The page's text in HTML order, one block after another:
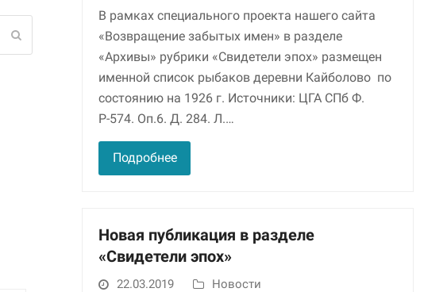
В рамках специального проекта нашего сайта
«Возвращение забытых имен» в разделе
«Архивы» рубрики «Свидетели эпох» размещен
именной список рыбаков деревни Кайболово по
состоянию на 1926 г. Источники: ЦГА СПб Ф.
Р-574. Оп.6. Д. 284. Л.…
Подробнее
Новая публикация в разделе
«Свидетели эпох»
22.03.2019 Новости
аналитика
улучшить
функциональность
и структуру веб-
того, как он
эффективной работы